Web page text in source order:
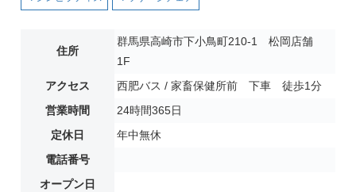
住所
群馬県高崎市下小鳥町210-1 松岡店舗
1F
アクセス
西肥バス / 家畜保健所前 下車 徒歩1分
営業時間
24時間365日
定休日
年中無休
電話番号
オープン日